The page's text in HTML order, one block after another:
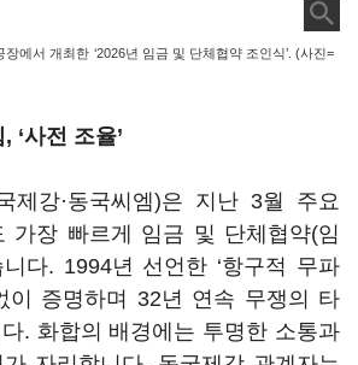
에서 개최한 ‘2026년 임금 및 단체협약 조인식’. (사진=
‘사전 조율’
제강·동국씨엠)은 지난 3월 주요
가장 빠르게 임금 및 단체협약(임
다. 1994년 선언한 ‘항구적 무파
이 증명하며 32년 연속 무쟁의 타
. 화합의 배경에는 투명한 소통과